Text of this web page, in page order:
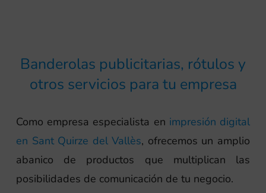
Banderolas publicitarias, rótulos y
otros servicios para tu empresa
Como empresa especialista en impresión digital
en Sant Quirze del Vallès, ofrecemos un amplio
abanico de productos que multiplican las
posibilidades de comunicación de tu negocio.